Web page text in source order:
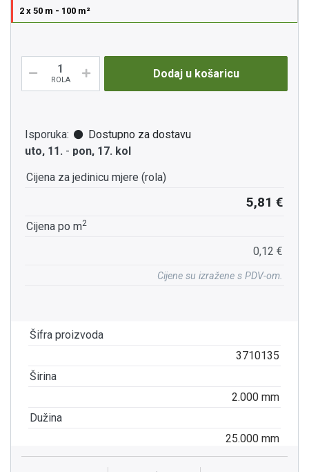
2 x 50 m - 100 m²
Šifra proizvoda
3710135
Širina
2.000 mm
Dužina
25.000 mm
ROLA Dodaj u košaricu
Isporuka:
Dostupno za dostavu
uto, 11. - pon, 17. kol
Cijena za jedinicu mjere (rola)
5,81 €
Cijena po m2
0,12 €
Cijene su izražene s PDV-om.